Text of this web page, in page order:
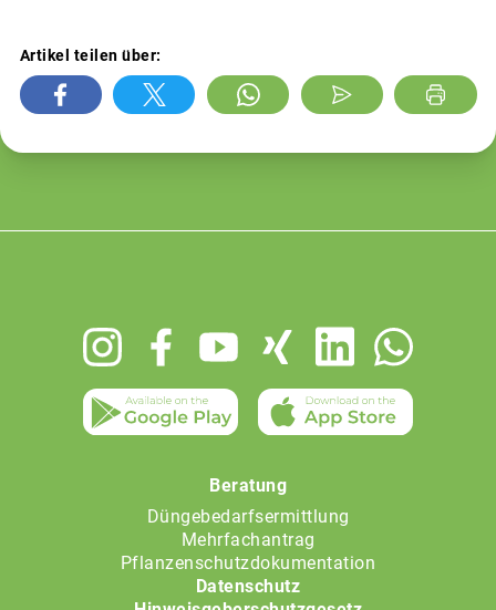
Artikel teilen über:
Beratung
Düngebedarfsermittlung
Mehrfachantrag
Pflanzenschutzdokumentation
Datenschutz